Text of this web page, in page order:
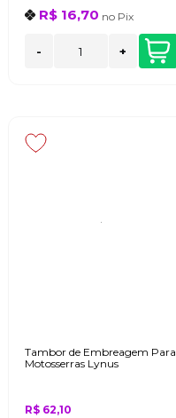
R$ 16,70 no Pix
- +
Tambor de Embreagem Para
Motosserras Lynus
R$ 62,10